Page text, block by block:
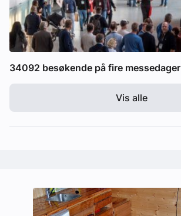
34092 besøkende på fire messedager
Vis alle